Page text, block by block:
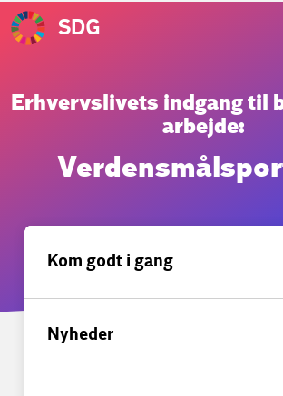
SDG
Erhvervslivets indgang til
arbejde:
Kom godt i gang
Nyheder